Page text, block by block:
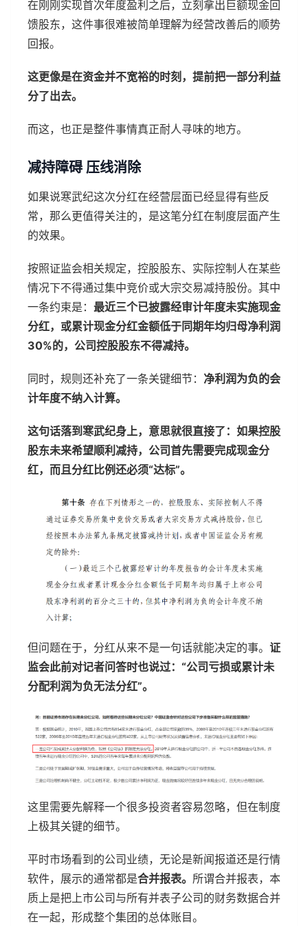
在刚刚实现首次年度盈利之后，立刻拿出巨额现金回
馈股东，这件事很难被简单理解为经营改善后的顺势
回报。
这更像是在资金并不宽裕的时刻，提前把一部分利益
分了出去。
而这，也正是整件事情真正耐人寻味的地方。
减持障碍 压线消除
如果说寒武纪这次分红在经营层面已经显得有些反
常，那么更值得关注的，是这笔分红在制度层面产生
的效果。
按照证监会相关规定，控股股东、实际控制人在某些
情况下不得通过集中竞价或大宗交易减持股份。其中
一条约束是： 最近三个已披露经审计年度未实施现金
分红，或累计现金分红金额低于同期年均归母净利润
30%的，公司控股股东不得减持。
同时，规则还补充了一条关键细节： 净利润为负的会
计年度不纳入计算。
这句话落到寒武纪身上，意思就很直接了：如果控股
股东未来希望顺利减持，公司首先需要完成现金分
红，而且分红比例还必须“达标”。
但问题在于，分红从来不是一句话就能决定的事。 证
监会此前对记者问答时也说过：“公司亏损或累计未
分配利润为负无法分红”。
这里需要先解释一个很多投资者容易忽略，但在制度
上极其关键的细节。
平时市场看到的公司业绩，无论是新闻报道还是行情
软件，展示的通常都是合并报表。 所谓合并报表，本
质上是把上市公司与所有并表子公司的财务数据合并
在一起，形成整个集团的总体账目。